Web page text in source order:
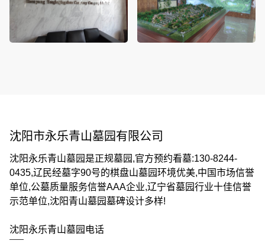
沈阳市永乐青山墓园有限公司
沈阳永乐青山墓园是正规墓园,官方预约看墓:130-8244-
0435,辽民经墓字90号的棋盘山墓园环境优美,中国市场信誉
单位,公墓质量服务信誉AAA企业,辽宁省墓园行业十佳信誉
示范单位,沈阳青山墓园墓碑设计多样!
沈阳永乐青山墓园电话
沈阳陵园壁葬算入土为安吗？传统观念与现
代殡葬文化的解读！
2026-08-01 沈阳陵园壁葬是否算“入土为安”，答
案取决于人们如何理解“安”的含义。从传统角度
看，壁葬与地下土葬存在形式上的区别；但从现
家属寄托哀思的目的。
憧憬一份追忆
2026-07-20